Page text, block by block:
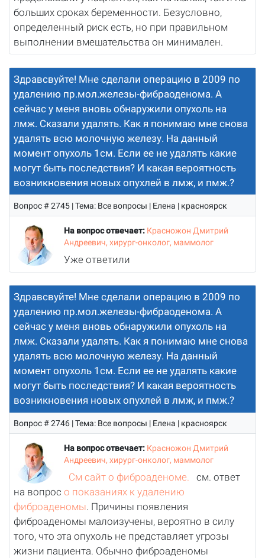
больших сроках беременности. Безусловно,
определенный риск есть, но при правильном
выполнении вмешательства он минимален.
Здравсвуйте! Мне сделали операцию в 2009 по
удалению пр.мол.железы-фибраоденома. А
сейчас у меня вновь обнаружили опухоль на
лмж. Сказали удалять. Как я понимаю мне снова
удалять всю молочную железу. На данный
момент опухоль 1см. Если ее не удалять какие
могут быть последствия? И какая вероятность
возникновения новых опухлей в лмж, и пмж.?
Вопрос # 2745 | Тема: Все вопросы | Елена | красноярск
На вопрос отвечает: Красножон Дмитрий
Андреевич, хирург-онколог, маммолог
Уже ответили
Здравсвуйте! Мне сделали операцию в 2009 по
удалению пр.мол.железы-фибраоденома. А
сейчас у меня вновь обнаружили опухоль на
лмж. Сказали удалять. Как я понимаю мне снова
удалять всю молочную железу. На данный
момент опухоль 1см. Если ее не удалять какие
могут быть последствия? И какая вероятность
возникновения новых опухлей в лмж, и пмж.?
Вопрос # 2746 | Тема: Все вопросы | Елена | красноярск
На вопрос отвечает: Красножон Дмитрий
Андреевич, хирург-онколог, маммолог
См сайт о фиброаденоме. см. ответ
на вопросо показаниях к удалению
фиброаденомы. Причины появления
фиброаденомы малоизучены, вероятно в силу
того, что эта опухоль не представляет угрозы
жизни пациента. Обычно фиброаденомы